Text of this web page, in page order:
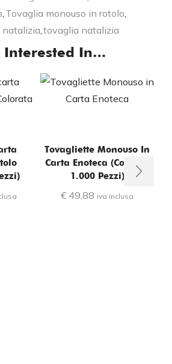
, Tovaglia monouso in rotolo,
natalizia,tovaglia natalizia
Interested In…
Tovagliette Monouso In
Carta Enoteca (conf.da
1.000 Pezzi)
€ 49,88 iva inclusa